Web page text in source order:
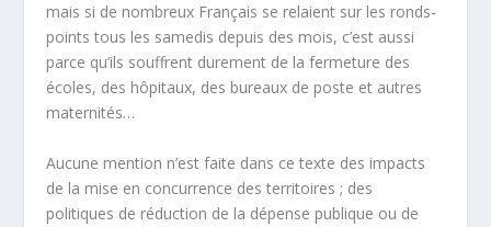
mais si de nombreux Français se relaient sur les ronds-
points tous les samedis depuis des mois, c’est aussi
parce qu’ils souffrent durement de la fermeture des
écoles, des hôpitaux, des bureaux de poste et autres
maternités…
Aucune mention n’est faite dans ce texte des impacts
de la mise en concurrence des territoires ; des
politiques de réduction de la dépense publique ou de